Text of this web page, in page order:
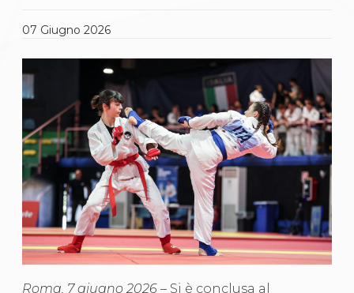
News
Gare e Risultati
Attività Didattica
Albi Federali
Karate
La disciplina
News
Gare e Risultati
Attività Didattica
Albi Federali
Arti marziali
Aikido
Ju Jitsu
Sumo
Capoeira
07 Giugno2026
Roma, 7 giugno 2026 – Si è conclusa al